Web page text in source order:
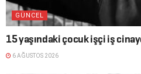
GÜNCEL
15 yaşındaki çocuk işçi iş
6 AĞUSTOS 2026